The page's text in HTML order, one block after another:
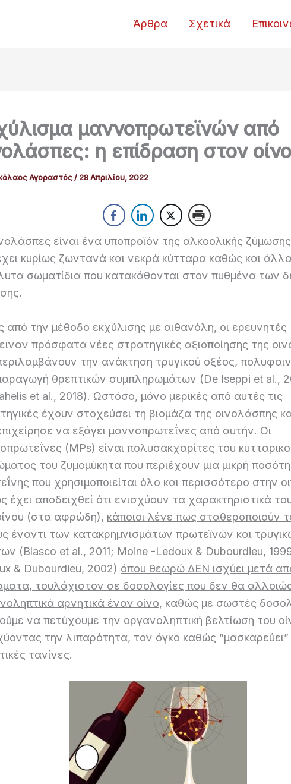
Άρθρα Σχετικά
μαννοπρωτεϊνών από
η επίδραση στον οίνο
Αγοραστός/ 28 Απριλίου, 2022
είναι ένα υποπροϊόν της αλκοολικής
κυρίως ζωντανά και νεκρά κύτταρα καθώς και
σωματίδια που κατακάθονται στον πυθμένα των
από την μέθοδο εκχύλισης με αιθανόλη, οι ερευνητές
πρόσφατα νέες στρατηγικές αξιοποίησης της
την ανάκτηση τρυγικού οξέος,
θρεπτικών συμπληρωμάτων (De Iseppi et al.,
et al., 2018). Ωστόσο, μόνο μερικές από αυτές τις
έχουν στοχεύσει τη βιομάζα της οινολάσπης
να εξάγει μαννοπρωτεΐνες από αυτήν. Οι
(MPs) είναι πολυσακχαρίτες του
του ζυμομύκητα που περιέχουν μια μικρή
που χρησιμοποιείται όλο και περισσότερο στην
έχει αποδειχθεί ότι ενισχύουν τα χαρακτηριστικά
(στα αφρώδη), κάποιοι λένε πως σταθεροποιούν
έναντι των κατακρημνισμάτων πρωτεϊνών και
(Blasco et al., 2011; Moine -Ledoux & Dubourdieu,
& Dubourdieu, 2002) όπου θεωρώ ΔΕΝ ισχύει μετά
τουλάχιστον σε δοσολογίες που δεν θα
αρνητικά έναν οίνο, καθώς με σωστές
να πετύχουμε την οργανοληπτική βελτίωση του
την λιπαρότητα, τον όγκο καθώς
τανίνες.